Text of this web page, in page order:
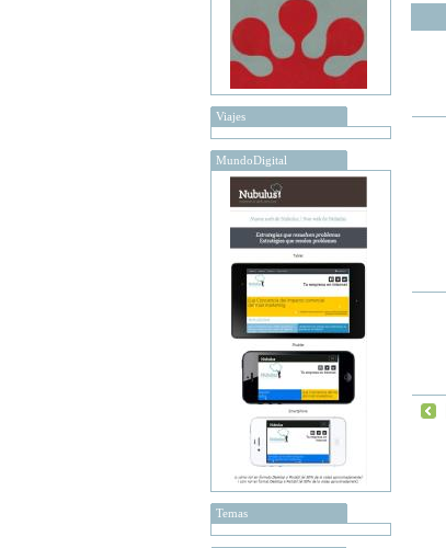
Viajes
MundoDigital
Temas